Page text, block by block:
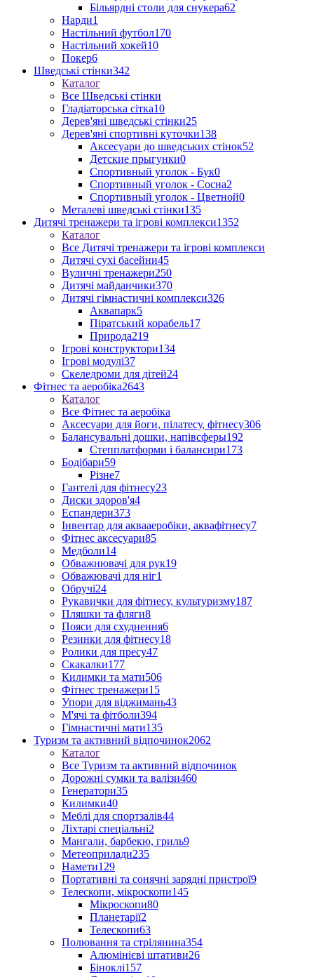
Більярдні столи для снукера62
Нарди1
Настільний футбол170
Настільний хокей10
Покер6
Шведські стінки342
Каталог
Все Шведські стінки
Гладіаторська сітка10
Дерев'яні шведські стінки25
Дерев'яні спортивні куточки138
Аксесуари до шведських стінок52
Детские прыгунки0
Спортивный уголок - Бук0
Спортивный уголок - Сосна2
Спортивный уголок - Цветной0
Металеві шведські стінки135
Дитячі тренажери та ігрові комплекси1352
Каталог
Все Дитячі тренажери та ігрові комплекси
Дитячі сухі басейни45
Вуличні тренажери250
Дитячі майданчики370
Дитячі гімнастичні комплекси326
Аквапарк5
Піратський корабель17
Природа219
Ігрові конструктори134
Ігрові модулі37
Скеледроми для дітей24
Фітнес та аеробіка2643
Каталог
Все Фітнес та аеробіка
Аксесуари для йоги, пілатесу, фітнесу306
Балансувальні дошки, напівсферы192
Степплатформи і балансири173
Бодібари59
Різне7
Гантелі для фітнесу23
Диски здоров'я4
Еспандери373
Інвентар для аквааеробіки, аквафітнесу7
Фітнес аксесуари85
Медболи14
Обважнювачі для рук19
Обважювачі для ніг1
Обручі24
Рукавички для фітнесу, культуризму187
Пляшки та фляги8
Пояси для схуднення6
Резинки для фітнесу18
Ролики для пресу47
Скакалки177
Килимки та мати506
Фітнес тренажери15
Упори для віджимань43
М'ячі та фітболи394
Гімнастичні мати135
Туризм та активний відпочинок2062
Каталог
Все Туризм та активний відпочинок
Дорожні сумки та валізи460
Генератори35
Килимки40
Меблі для спортзалів44
Ліхтарі спеціальні2
Мангали, барбекю, гриль9
Метеоприлади235
Намети129
Портативні та сонячні зарядні пристрої9
Телескопи, мікроскопи145
Мікроскопи80
Планетарії2
Телескопи63
Полювання та стрілянина354
Алюмінієві штативи26
Біноклі157